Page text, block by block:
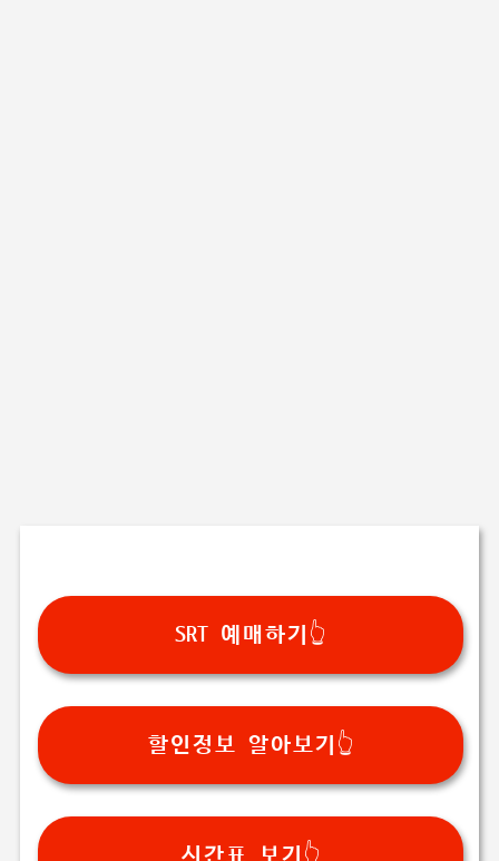
SRT 예매하기👆
할인정보 알아보기👆
시간표 보기👆